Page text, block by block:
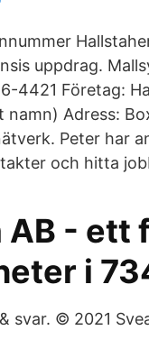
uppdrag.
4421 Företag:
namn) Adress:
Peter har
och hitta
AB - ett
i
svar. © 2021